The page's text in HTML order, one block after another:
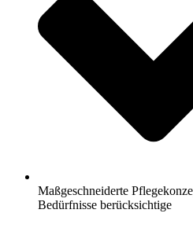
Maßgeschneiderte
Bedürfnisse berücksichtige